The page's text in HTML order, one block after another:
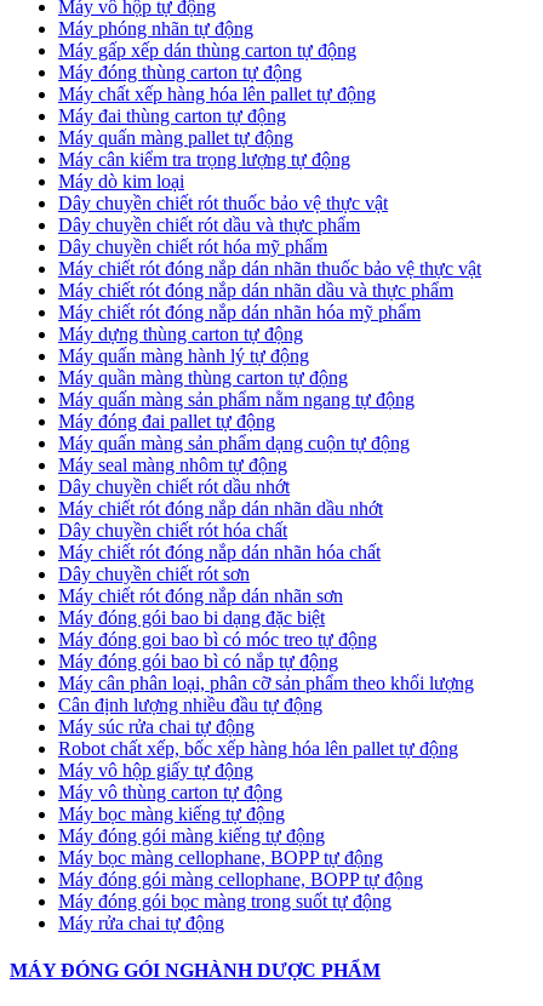
Máy vô hộp tự động
Máy phóng nhãn tự động
Máy gấp xếp dán thùng carton tự động
Máy đóng thùng carton tự động
Máy chất xếp hàng hóa lên pallet tự động
Máy đai thùng carton tự động
Máy quấn màng pallet tự động
Máy cân kiểm tra trọng lượng tự động
Máy dò kim loại
Dây chuyền chiết rót thuốc bảo vệ thực vật
Dây chuyền chiết rót dầu và thực phẩm
Dây chuyền chiết rót hóa mỹ phẩm
Máy chiết rót đóng nắp dán nhãn thuốc bảo vệ thực vật
Máy chiết rót đóng nắp dán nhãn dầu và thực phẩm
Máy chiết rót đóng nắp dán nhãn hóa mỹ phẩm
Máy dựng thùng carton tự động
Máy quấn màng hành lý tự động
Máy quần màng thùng carton tự động
Máy quấn màng sản phẩm nằm ngang tự động
Máy đóng đai pallet tự động
Máy quấn màng sản phẩm dạng cuộn tự động
Máy seal màng nhôm tự động
Dây chuyền chiết rót dầu nhớt
Máy chiết rót đóng nắp dán nhãn dầu nhớt
Dây chuyền chiết rót hóa chất
Máy chiết rót đóng nắp dán nhãn hóa chất
Dây chuyền chiết rót sơn
Máy chiết rót đóng nắp dán nhãn sơn
Máy đóng gói bao bi dạng đặc biệt
Máy đóng goi bao bì có móc treo tự động
Máy đóng gói bao bì có nắp tự động
Máy cân phân loại, phân cỡ sản phẩm theo khối lượng
Cân định lượng nhiều đầu tự động
Máy súc rửa chai tự động
Robot chất xếp, bốc xếp hàng hóa lên pallet tự động
Máy vô hộp giấy tự động
Máy vô thùng carton tự động
Máy bọc màng kiếng tự động
Máy đóng gói màng kiếng tự động
Máy bọc màng cellophane, BOPP tự động
Máy đóng gói màng cellophane, BOPP tự động
Máy đóng gói bọc màng trong suốt tự động
Máy rửa chai tự động
MÁY ĐÓNG GÓI NGHÀNH DƯỢC PHẨM